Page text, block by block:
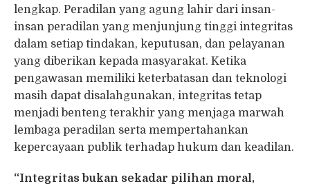
lengkap. Peradilan yang agung lahir dari insan-
insan peradilan yang menjunjung tinggi integritas
dalam setiap tindakan, keputusan, dan pelayanan
yang diberikan kepada masyarakat. Ketika
pengawasan memiliki keterbatasan dan teknologi
masih dapat disalahgunakan, integritas tetap
menjadi benteng terakhir yang menjaga marwah
lembaga peradilan serta mempertahankan
kepercayaan publik terhadap hukum dan keadilan.
“Integritas bukan sekadar pilihan moral,